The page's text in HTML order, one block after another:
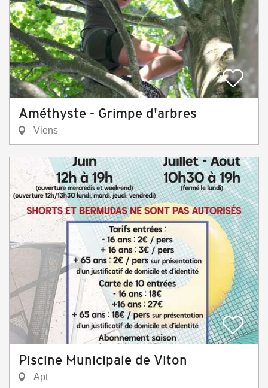
Améthyste - Grimpe d'arbres
Viens
Piscine Municipale de Viton
Apt